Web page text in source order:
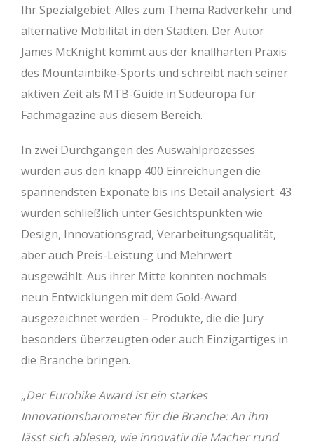
Ihr Spezialgebiet: Alles zum Thema Radverkehr und
alternative Mobilität in den Städten. Der Autor
James McKnight kommt aus der knallharten Praxis
des Mountainbike-Sports und schreibt nach seiner
aktiven Zeit als MTB-Guide in Südeuropa für
Fachmagazine aus diesem Bereich.
In zwei Durchgängen des Auswahlprozesses
wurden aus den knapp 400 Einreichungen die
spannendsten Exponate bis ins Detail analysiert. 43
wurden schließlich unter Gesichtspunkten wie
Design, Innovationsgrad, Verarbeitungsqualität,
aber auch Preis-Leistung und Mehrwert
ausgewählt. Aus ihrer Mitte konnten nochmals
neun Entwicklungen mit dem Gold-Award
ausgezeichnet werden – Produkte, die die Jury
besonders überzeugten oder auch Einzigartiges in
die Branche bringen.
„Der Eurobike Award ist ein starkes
Innovationsbarometer für die Branche: An ihm
lässt sich ablesen, wie innovativ die Macher rund